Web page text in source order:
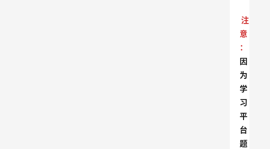
注
意
：
因
为
学
习
平
台
题